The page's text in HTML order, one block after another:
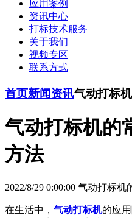
应用案例
资讯中心
打标技术服务
关于我们
视频专区
联系方式
首页新闻资讯气动打标
气动打标机的
方法
2022/8/29 0:00:00 气动打标
在生活中， 气动打标机的应